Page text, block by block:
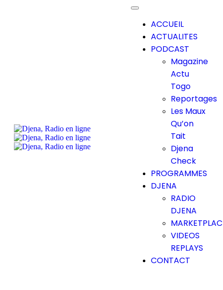
ACCUEIL
ACTUALITES
PODCAST
Magazine
Actu
Togo
Reportages
Les Maux
Qu’on
Tait
Djena
Check
PROGRAMMES
DJENA
RADIO
DJENA
VIDEOS
REPLAYS
CONTACT